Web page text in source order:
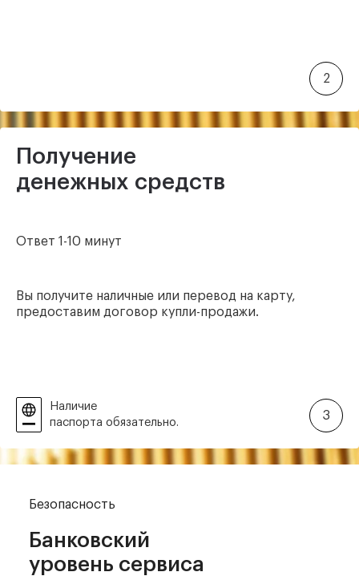
2
Получение
денежных средств
Ответ 1-10 минут
Вы получите наличные или перевод на карту,
предоставим договор купли-продажи.
Наличие
паспорта обязательно.
3
Безопасность
Банковский
уровень сервиса